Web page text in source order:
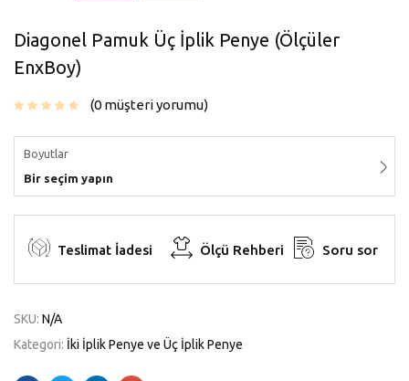
Diagonel Pamuk Üç İplik Penye (Ölçüler
EnxBoy)
0 müşteri yorumu
Boyutlar
Bir seçim yapın
Teslimat İadesi Ölçü Rehberi Soru sor
SKU: N/A
Kategori: İki İplik Penye ve Üç İplik Penye